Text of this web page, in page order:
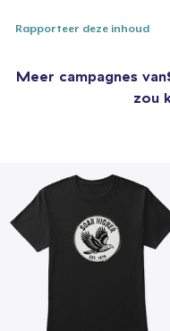
Rapporteer deze inhoud
Meer campagnes van
zou